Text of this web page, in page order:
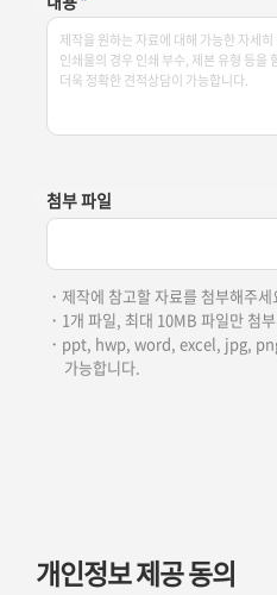
첨부 파일
・제작에 참고할 자료를 첨부해주세
・1개 파일, 최대 10MB 파일만 첨
・ppt, hwp, word, excel, jpg,
가능합니다.
개인정보 제공 동의